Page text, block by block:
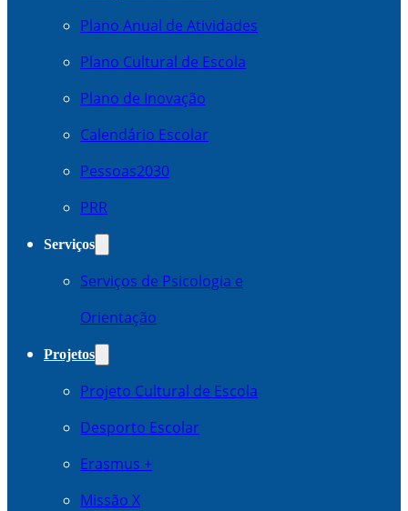
Plano Anual de Atividades
Plano Cultural de Escola
Plano de Inovação
Calendário Escolar
Pessoas2030
PRR
Serviços
Serviços de Psicologia e
Orientação
Projetos
Projeto Cultural de Escola
Desporto Escolar
Erasmus +
Missão X